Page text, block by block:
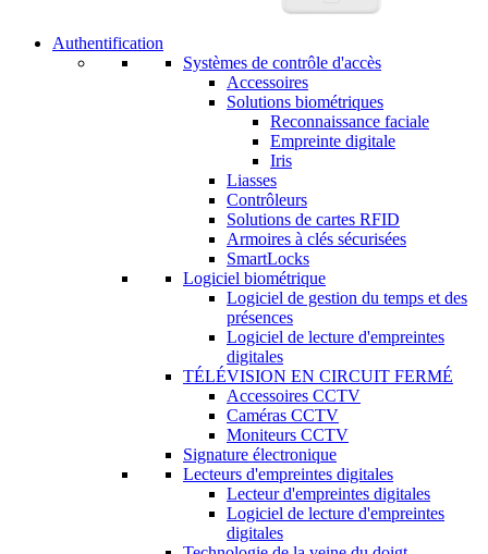
Authentification
Systèmes de contrôle d'accès
Accessoires
Solutions biométriques
Reconnaissance faciale
Empreinte digitale
Iris
Liasses
Contrôleurs
Solutions de cartes RFID
Armoires à clés sécurisées
SmartLocks
Logiciel biométrique
Logiciel de gestion du temps et des
présences
Logiciel de lecture d'empreintes
digitales
TÉLÉVISION EN CIRCUIT FERMÉ
Accessoires CCTV
Caméras CCTV
Moniteurs CCTV
Signature électronique
Lecteurs d'empreintes digitales
Lecteur d'empreintes digitales
Logiciel de lecture d'empreintes
digitales